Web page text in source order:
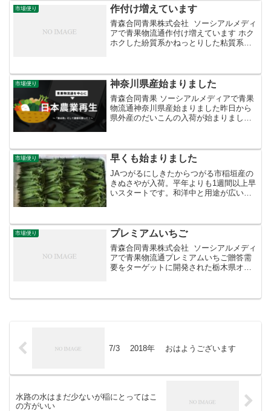
い、３時間で200ケースを売り切りまし
た。お買い上げい...
市場便り 作付け増えています
青森合同青果株式会社 ソーシアルメディ
アで青果物流通作付け増えています ホク
ホクした紛質系かねっとりした粘質系か
し芋にすると甘くしっとりと仕上がりま
す。食味の良さに加...
市場便り 神奈川県産始まりました
青森合同青果 ソーシアルメディアで青果
物流通神奈川県産始まりました昨日から
県外産のだいこんの入荷が始まりまし
トです。終盤の青森県産は出荷者も絞り
込まれ、不安定な入荷に...
市場便り 早くも始まりました
JAつがるにしきたからつがる市稲垣産の
きぬさやが入荷。平年よりも1週間以上早
いスタートです。和洋中と用途が広いう
市場便り プレミアムいちご
青森合同青果株式会社 ソーシアルメディ
アで青果物流通プレミアムいちご贈答需
要をターゲットに開発された栃木県オリ
え、そそり立つスカイツリーのような大
7/3 2018年 おはようございます
水路の水はまだ少ないが稲にとってはこ
の方がいい